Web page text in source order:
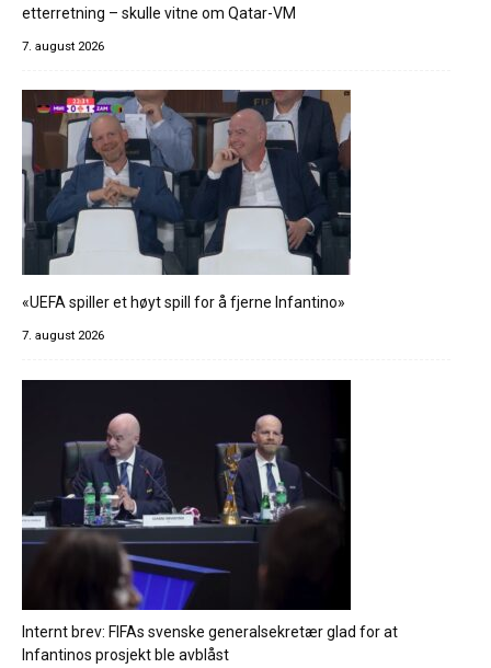
etterretning – skulle vitne om Qatar-VM
7. august 2026
«UEFA spiller et høyt spill for å fjerne Infantino»
7. august 2026
Internt brev: FIFAs svenske generalsekretær glad for at
Infantinos prosjekt ble avblåst